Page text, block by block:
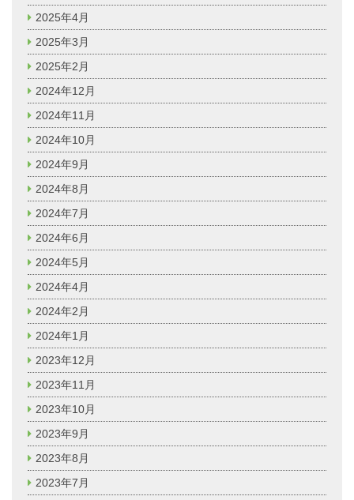
2025年4月
2025年3月
2025年2月
2024年12月
2024年11月
2024年10月
2024年9月
2024年8月
2024年7月
2024年6月
2024年5月
2024年4月
2024年2月
2024年1月
2023年12月
2023年11月
2023年10月
2023年9月
2023年8月
2023年7月